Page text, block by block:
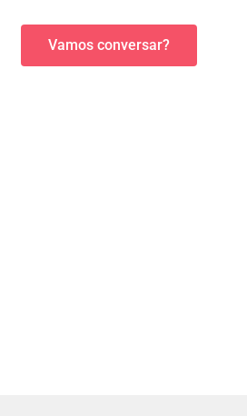
Vamos conversar?